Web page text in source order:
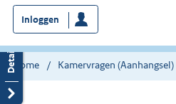
bent
nu
hier:
Inloggen
Home Kamervragen